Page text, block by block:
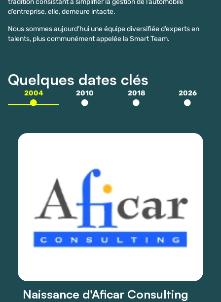
tradition consistant à simplifier la gestion de l’automobile
d’entreprise, elle, demeure intacte.
Nous sommes aujourd’hui une équipe diversifiée d’experts en
talents, plus communément appelée la Smart Team.
Quelques dates clés
2004 2010 2018 2026
Naissance d'Aficar Consulting